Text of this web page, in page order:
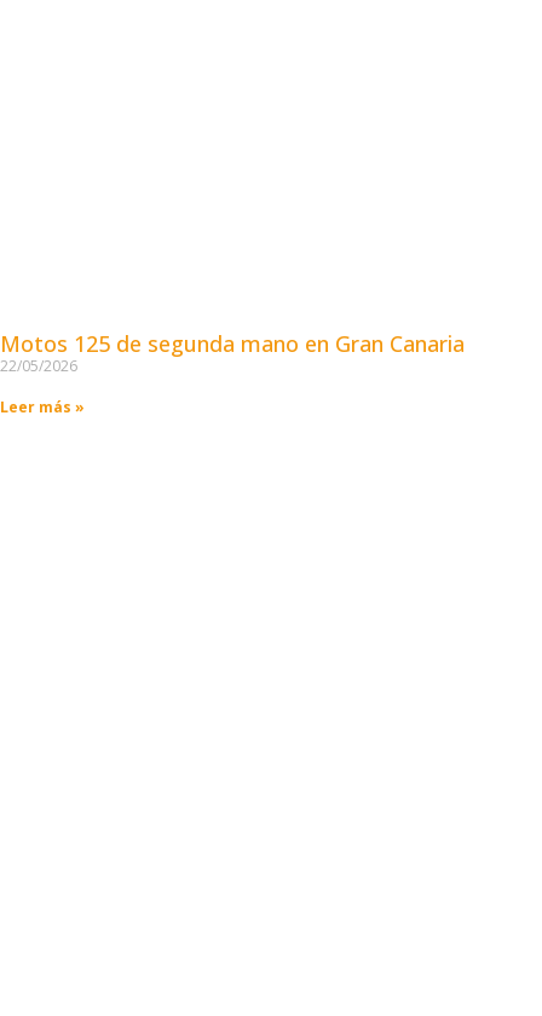
Motos 125 de segunda mano en Gran Canaria
22/05/2026
Leer más »